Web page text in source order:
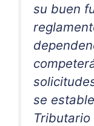
su buen
se